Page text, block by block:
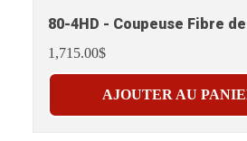
80-4HD - Coupeuse Fibre
1,715.00$
AJOUTER AU